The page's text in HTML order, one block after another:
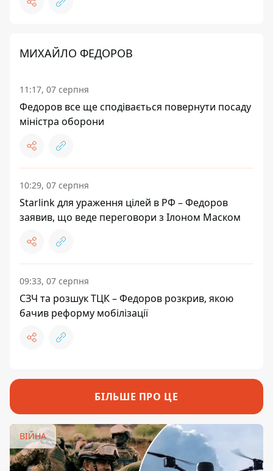
МИХАЙЛО ФЕДОРОВ
11:17, 07 серпня
Федоров все ще сподівається повернути посаду
міністра оборони
10:29, 07 серпня
Starlink для ураження цілей в РФ – Федоров
заявив, що веде переговори з Ілоном Маском
09:33, 07 серпня
СЗЧ та розшук ТЦК – Федоров розкрив, якою
бачив реформу мобілізації
БІЛЬШЕ ПРО ЦЕ
ВІЙНА